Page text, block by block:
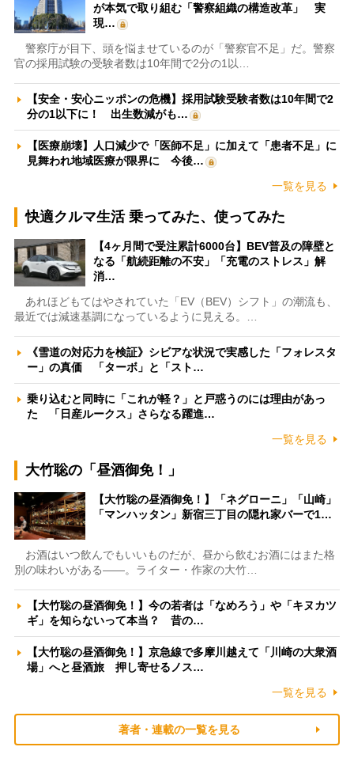
が本気で取り組む「警察組織の構造改革」 実
現…
警察庁が目下、頭を悩ませているのが「警察官不足」だ。警察
官の採用試験の受験者数は10年間で2分の1以…
【安全・安心ニッポンの危機】採用試験受験者数は10年間で2
分の1以下に！ 出生数減がも…
【医療崩壊】人口減少で「医師不足」に加えて「患者不足」に
見舞われ地域医療が限界に 今後…
一覧を見る
快適クルマ生活 乗ってみた、使ってみた
【4ヶ月間で受注累計6000台】BEV普及の障壁と
なる「航続距離の不安」「充電のストレス」解
消…
あれほどもてはやされていた「EV（BEV）シフト」の潮流も、
最近では減速基調になっているように見える。…
《雪道の対応力を検証》シビアな状況で実感した「フォレスタ
ー」の真価 「ターボ」と「スト…
乗り込むと同時に「これが軽？」と戸惑うのには理由があっ
た 「日産ルークス」さらなる躍進…
一覧を見る
大竹聡の「昼酒御免！」
【大竹聡の昼酒御免！】「ネグローニ」「山崎」
「マンハッタン」新宿三丁目の隠れ家バーで1…
お酒はいつ飲んでもいいものだが、昼から飲むお酒にはまた格
別の味わいがある――。ライター・作家の大竹…
【大竹聡の昼酒御免！】今の若者は「なめろう」や「キヌカツ
ギ」を知らないって本当？ 昔の…
【大竹聡の昼酒御免！】京急線で多摩川越えて「川崎の大衆酒
場」へと昼酒旅 押し寄せるノス…
一覧を見る
著者・連載の一覧を見る